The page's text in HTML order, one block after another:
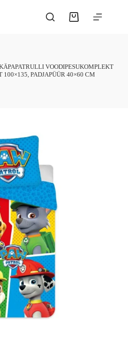
Shopping
VOODIPESUKOMPLEKT
PADJAPÜÜR 40×60 CM